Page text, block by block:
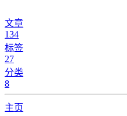
文章
134
标签
27
分类
8
主页